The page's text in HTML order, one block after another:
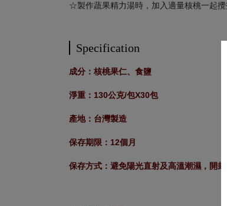
☆製作蔬果精力湯時，加入適量核桃一起
Specification
成分：核桃果仁、食鹽
淨重：130公克/包X30包
產地：台灣製造
保存期限：12個月
保存方式：避免陽光直射及高溫潮濕，開